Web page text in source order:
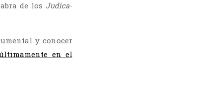
de los Judica-
y conocer
en el